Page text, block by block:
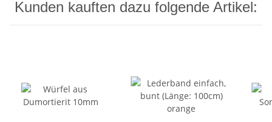
Kunden kauften dazu folgende Artikel: